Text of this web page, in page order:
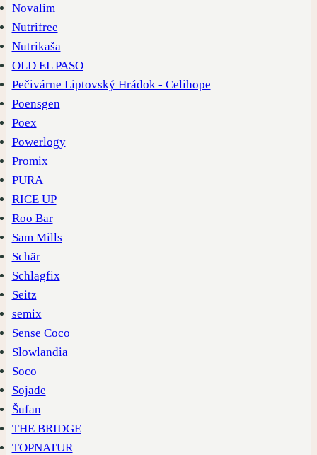
Novalim
Nutrifree
Nutrikaša
OLD EL PASO
Pečivárne Liptovský Hrádok - Celihope
Poensgen
Poex
Powerlogy
Promix
PURA
RICE UP
Roo Bar
Sam Mills
Schär
Schlagfix
Seitz
semix
Sense Coco
Slowlandia
Soco
Sojade
Šufan
THE BRIDGE
TOPNATUR